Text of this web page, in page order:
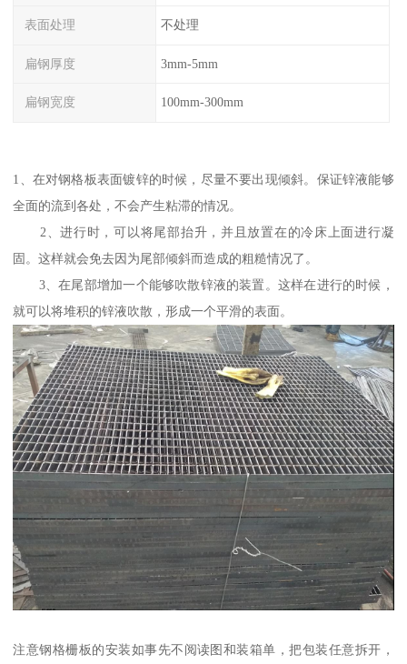
表面处理 不处理
扁钢厚度 3mm-5mm
扁钢宽度 100mm-300mm
1、在对钢格板表面镀锌的时候，尽量不要出现倾斜。保证锌液能够
全面的流到各处，不会产生粘滞的情况。
2、进行时，可以将尾部抬升，并且放置在的冷床上面进行凝
固。这样就会免去因为尾部倾斜而造成的粗糙情况了。
3、在尾部增加一个能够吹散锌液的装置。这样在进行的时候，
就可以将堆积的锌液吹散，形成一个平滑的表面。
注意钢格栅板的安装如事先不阅读图和装箱单，把包装任意拆开，